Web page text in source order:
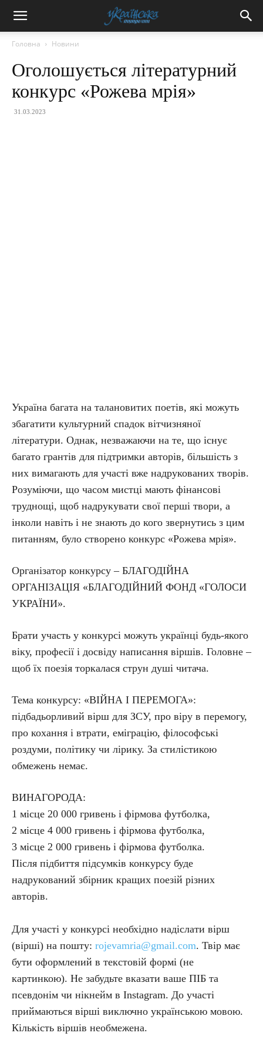
Головна Новини
Оголошується літературний
конкурс «Рожева мрія»
31.03.2023
Україна багата на талановитих поетів, які можуть
збагатити культурний спадок вітчизняної
літератури. Однак, незважаючи на те, що існує
багато грантів для підтримки авторів, більшість з
них вимагають для участі вже надрукованих творів.
Розуміючи, що часом мистці мають фінансові
труднощі, щоб надрукувати свої перші твори, а
інколи навіть і не знають до кого звернутись з цим
питанням, було створено конкурс «Рожева мрія».
Організатор конкурсу – БЛАГОДІЙНА
ОРГАНІЗАЦІЯ «БЛАГОДІЙНИЙ ФОНД «ГОЛОСИ
УКРАЇНИ».
Брати участь у конкурсі можуть українці будь-якого
віку, професії і досвіду написання віршів. Головне –
щоб їх поезія торкалася струн душі читача.
Тема конкурсу: «ВІЙНА І ПЕРЕМОГА»:
підбадьорливий вірш для ЗСУ, про віру в перемогу,
про кохання і втрати, еміграцію, філософські
роздуми, політику чи лірику. За стилістикою
обмежень немає.
ВИНАГОРОДА:
1 місце 20 000 гривень і фірмова футболка,
2 місце 4 000 гривень і фірмова футболка,
3 місце 2 000 гривень і фірмова футболка.
Після підбиття підсумків конкурсу буде
надрукований збірник кращих поезій різних
авторів.
Для участі у конкурсі необхідно надіслати вірш
(вірші) на пошту: rojevamria@gmail.com. Твір має
бути оформлений в текстовій формі (не
картинкою). Не забудьте вказати ваше ПІБ та
псевдонім чи нікнейм в Instagram. До участі
приймаються вірші виключно українською мовою.
Кількість віршів необмежена.